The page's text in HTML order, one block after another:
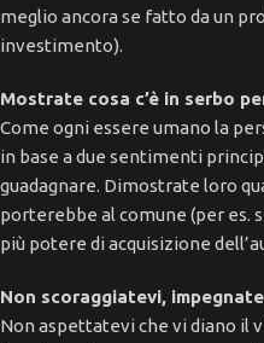
meglio ancora se fatto da un
investimento).
Mostrate cosa c’è in serbo
Come ogni essere umano la
in base a due sentimenti
guadagnare. Dimostrate loro
porterebbe al comune (per es.
più potere di acquisizione
Non scoraggiatevi,
Non aspettatevi che vi diano il